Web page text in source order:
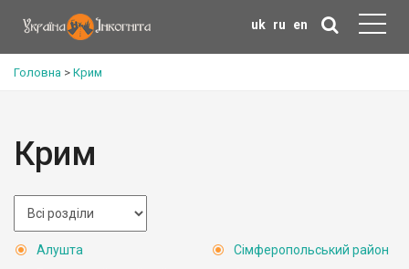
uk ru en
Головна > Крим
Крим
Алушта
Сімферопольський район